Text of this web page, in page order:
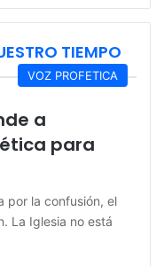
TIEMPO
VOZ PROFETICA
a
para
por la confusión, el
La Iglesia no está